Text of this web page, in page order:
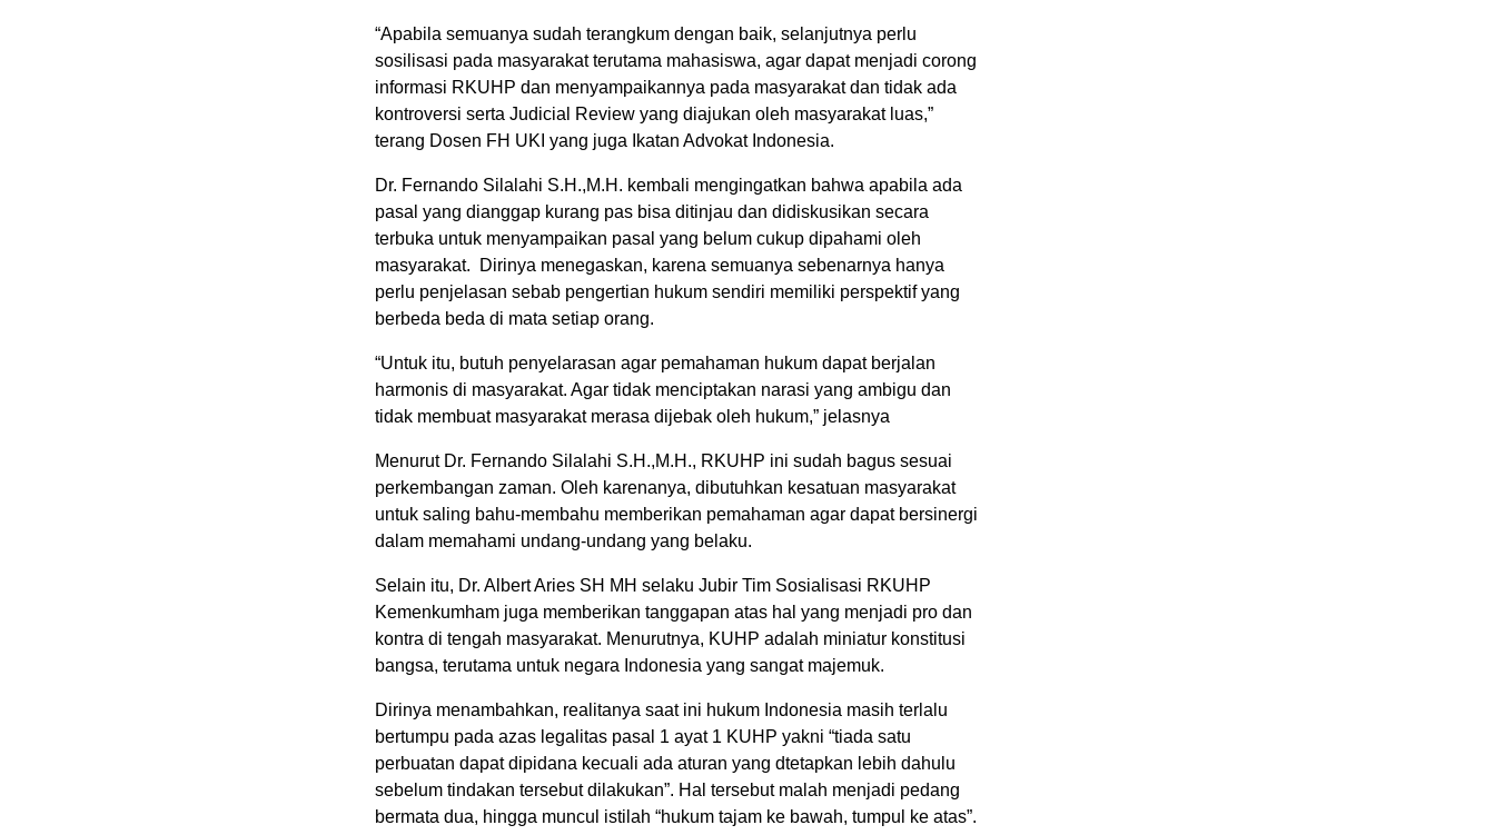
“Apabila semuanya sudah terangkum dengan baik, selanjutnya perlu
sosilisasi pada masyarakat terutama mahasiswa, agar dapat menjadi corong
informasi RKUHP dan menyampaikannya pada masyarakat dan tidak ada
kontroversi serta Judicial Review yang diajukan oleh masyarakat luas,”
terang Dosen FH UKI yang juga Ikatan Advokat Indonesia.
Dr. Fernando Silalahi S.H.,M.H. kembali mengingatkan bahwa apabila ada
pasal yang dianggap kurang pas bisa ditinjau dan didiskusikan secara
terbuka untuk menyampaikan pasal yang belum cukup dipahami oleh
masyarakat. Dirinya menegaskan, karena semuanya sebenarnya hanya
perlu penjelasan sebab pengertian hukum sendiri memiliki perspektif yang
berbeda beda di mata setiap orang.
“Untuk itu, butuh penyelarasan agar pemahaman hukum dapat berjalan
harmonis di masyarakat. Agar tidak menciptakan narasi yang ambigu dan
tidak membuat masyarakat merasa dijebak oleh hukum,” jelasnya
Menurut Dr. Fernando Silalahi S.H.,M.H., RKUHP ini sudah bagus sesuai
perkembangan zaman. Oleh karenanya, dibutuhkan kesatuan masyarakat
untuk saling bahu-membahu memberikan pemahaman agar dapat bersinergi
dalam memahami undang-undang yang belaku.
Selain itu, Dr. Albert Aries SH MH selaku Jubir Tim Sosialisasi RKUHP
Kemenkumham juga memberikan tanggapan atas hal yang menjadi pro dan
kontra di tengah masyarakat. Menurutnya, KUHP adalah miniatur konstitusi
bangsa, terutama untuk negara Indonesia yang sangat majemuk.
Dirinya menambahkan, realitanya saat ini hukum Indonesia masih terlalu
bertumpu pada azas legalitas pasal 1 ayat 1 KUHP yakni “tiada satu
perbuatan dapat dipidana kecuali ada aturan yang dtetapkan lebih dahulu
sebelum tindakan tersebut dilakukan”. Hal tersebut malah menjadi pedang
bermata dua, hingga muncul istilah “hukum tajam ke bawah, tumpul ke atas”.